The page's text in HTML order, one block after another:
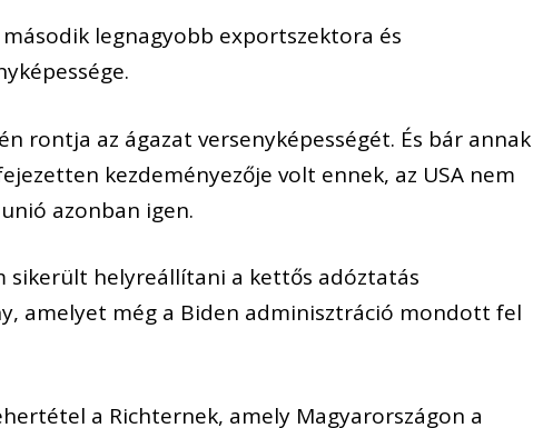
legnagyobb exportszektora és
rontja az ágazat versenyképességét. És bár annak
kezdeményezője volt ennek, az USA nem
azonban igen.
sikerült helyreállítani a kettős adóztatás
amelyet még a Biden adminisztráció mondott fel
a Richternek, amely Magyarországon a